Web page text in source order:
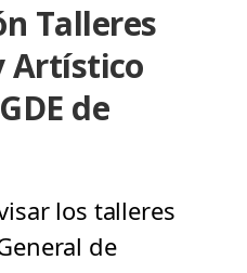
Talleres
Artístico
de
los talleres
de